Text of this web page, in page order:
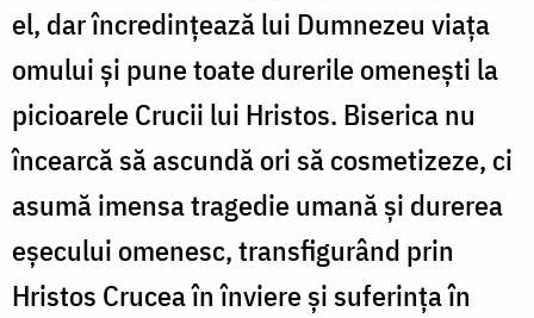
el, dar încredinţează lui Dumnezeu viaţa
omului şi pune toate durerile omeneşti la
picioarele Crucii lui Hristos. Biserica nu
încearcă să ascundă ori să cosmetizeze, ci
asumă imensa tragedie umană şi durerea
eşecului omenesc, transfigurând prin
Hristos Crucea în înviere şi suferinţa în